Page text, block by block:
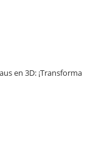
en 3D: ¡Transforma